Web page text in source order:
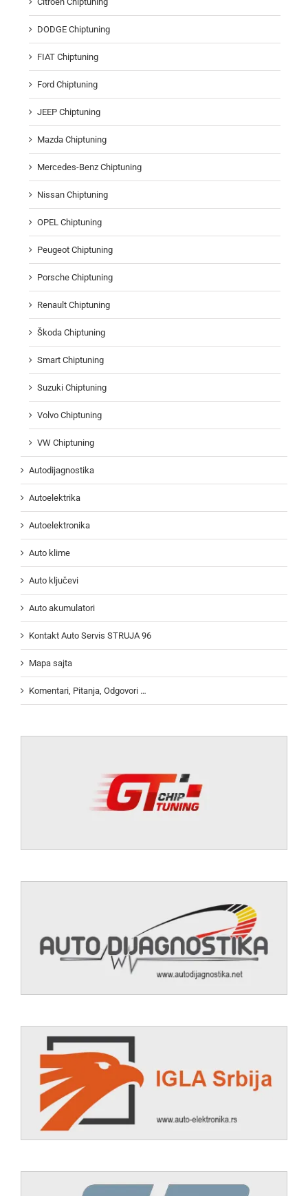
DODGE Chiptuning
FIAT Chiptuning
Ford Chiptuning
JEEP Chiptuning
Mazda Chiptuning
Mercedes-Benz Chiptuning
Nissan Chiptuning
OPEL Chiptuning
Peugeot Chiptuning
Porsche Chiptuning
Renault Chiptuning
Škoda Chiptuning
Smart Chiptuning
Suzuki Chiptuning
Volvo Chiptuning
VW Chiptuning
Autodijagnostika
Autoelektrika
Autoelektronika
Auto klime
Auto ključevi
Auto akumulatori
Kontakt Auto Servis STRUJA 96
Mapa sajta
Komentari, Pitanja, Odgovori …